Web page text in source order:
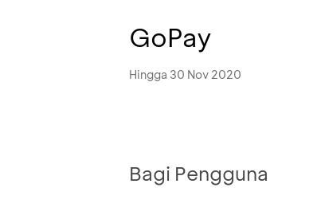
GoPay
Hingga 30 Nov 2020
Bagi Pengguna